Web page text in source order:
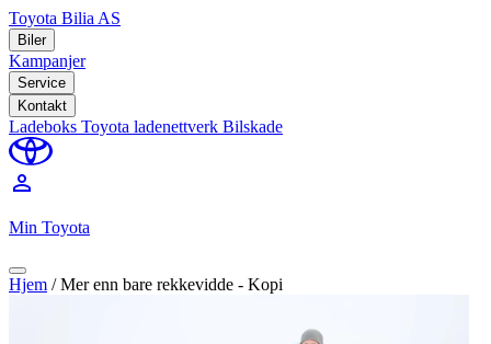
Toyota Bilia AS
Biler
Kampanjer
Service
Kontakt
Ladeboks Toyota ladenettverk Bilskade
perm_identity
Min Toyota
Hjem /Mer enn bare rekkevidde - Kopi